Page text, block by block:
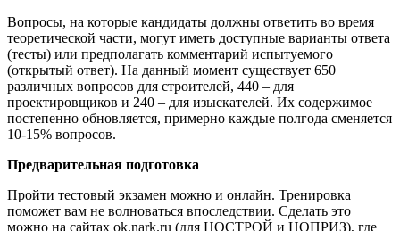
Вопросы, на которые кандидаты должны ответить во время
теоретической части, могут иметь доступные варианты ответа
(тесты) или предполагать комментарий испытуемого
(открытый ответ). На данный момент существует 650
различных вопросов для строителей, 440 – для
проектировщиков и 240 – для изыскателей. Их содержимое
постепенно обновляется, примерно каждые полгода сменяется
10-15% вопросов.
Предварительная подготовка
Пройти тестовый экзамен можно и онлайн. Тренировка
поможет вам не волноваться впоследствии. Сделать это
можно на сайтах ok.nark.ru (для НОСТРОЙ и НОПРИЗ), где